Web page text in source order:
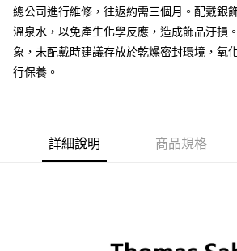
黑貓宅急便
每筆NT$100，滿NT$3,000(含以上)免運費
總公司進行維修，往返約需三個月。配戴銀
溫泉水，以免產生化學反應，造成飾品汙損
象，未配戴時建議存放於乾燥密封環境，氧
行保養。
詳細說明 商品規格